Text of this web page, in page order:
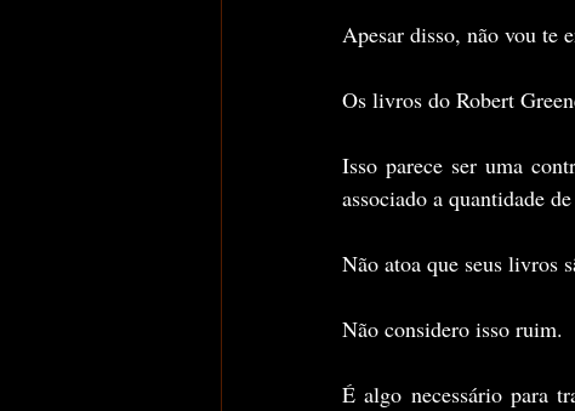
Apesar disso, não vou te
Os livros do Robert
Isso parece ser uma
associado a quantidade
Não atoa que seus livros
Não considero isso ruim.
É algo necessário para